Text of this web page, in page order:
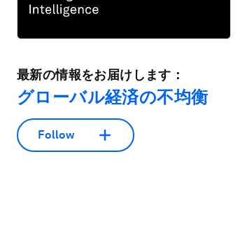
最新の情報をお届けします：
グローバル経済の不均衡
Follow